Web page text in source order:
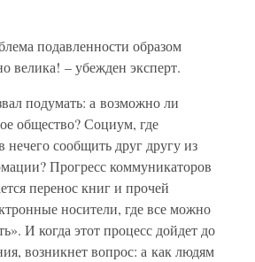
подавленности образом
велика! – убежден эксперт.
подумать: а возможно ли
общество? Социум, где
нечего сообщить друг другу из
Прогресс коммуникаторов
перенос книг и прочей
носители, где все можно
И когда этот процесс дойдет до
возникнет вопрос: а как людям